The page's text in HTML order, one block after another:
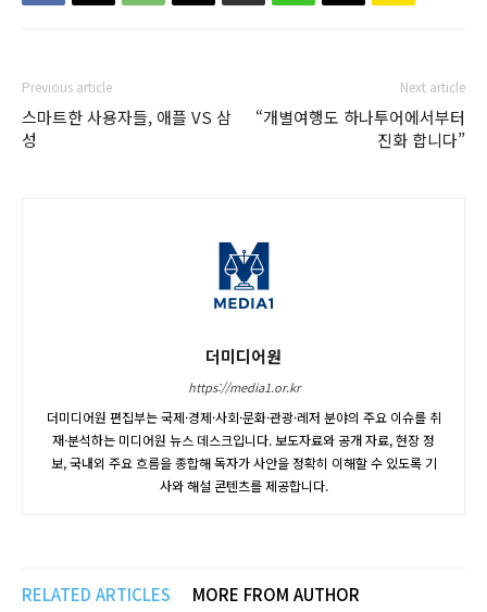
Previous article
스마트한 사용자들, 애플 VS 삼
성
Next article
“개별여행도 하나투어에서부터
진화 합니다”
더미디어원
https://media1.or.kr
더미디어원 편집부는 국제·경제·사회·문화·관광·레저 분야의 주요 이슈를 취
재·분석하는 미디어원 뉴스 데스크입니다. 보도자료와 공개 자료, 현장 정
보, 국내외 주요 흐름을 종합해 독자가 사안을 정확히 이해할 수 있도록 기
사와 해설 콘텐츠를 제공합니다.
RELATED ARTICLES MORE FROM AUTHOR